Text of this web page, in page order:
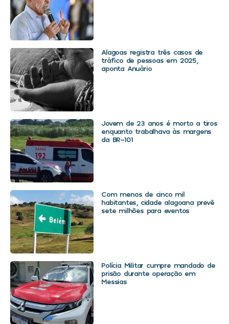
Alagoas registra três casos de
tráfico de pessoas em 2025,
aponta Anuário
Jovem de 23 anos é morto a tiros
enquanto trabalhava às margens
da BR-101
Com menos de cinco mil
habitantes, cidade alagoana prevê
sete milhões para eventos
Polícia Militar cumpre mandado de
prisão durante operação em
Messias